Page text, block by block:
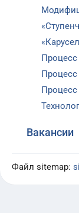
Процесс
Процесс
Вакансии
Файл sitemap: